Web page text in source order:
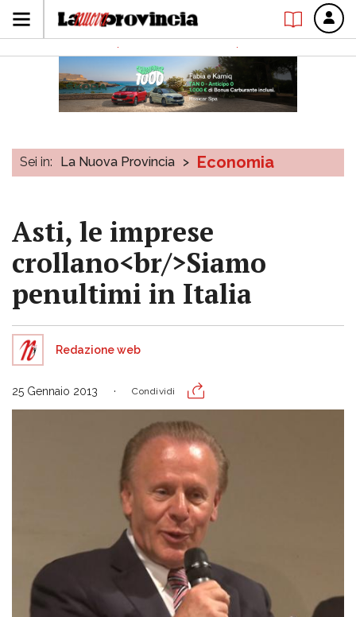
Sei in: La Nuova Provincia > Economia
Asti, le imprese
crollano<br/>Siamo
penultimi in Italia
Redazione web
25 Gennaio 2013 Condividi